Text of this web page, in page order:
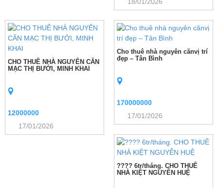
CHO THUÊ NHÀ NGUYÊN CĂN
MẠC THỊ BƯỞI, MINH KHAI
12000000
17/01/2026
Cho thuê nhà nguyên cănvị trí
đẹp – Tân Bình
170000000
17/01/2026
???? 6tr/tháng. CHO THUÊ
NHÀ KIỆT NGUYỄN HUỆ